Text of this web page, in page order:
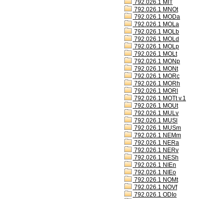
792.026.1 MIT
792.026.1 MNOt
792.026.1 MODa
792.026.1 MOLa
792.026.1 MOLb
792.026.1 MOLd
792.026.1 MOLp
792.026.1 MOLt
792.026.1 MONp
792.026.1 MONt
792.026.1 MORc
792.026.1 MORh
792.026.1 MORl
792.026.1 MOTt v.1
792.026.1 MOUt
792.026.1 MULv
792.026.1 MUSl
792.026.1 MUSm
792.026.1 NEMm
792.026.1 NERa
792.026.1 NERv
792.026.1 NESh
792.026.1 NIEn
792.026.1 NIEo
792.026.1 NOMt
792.026.1 NOVf
792.026.1 ODIo